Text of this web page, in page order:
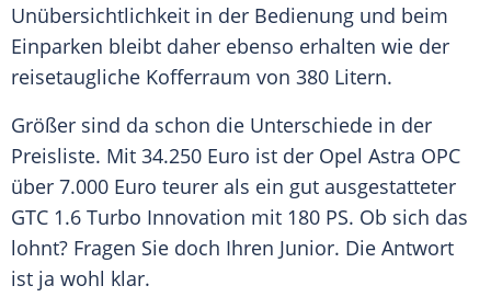
Unübersichtlichkeit in der Bedienung und beim
Einparken bleibt daher ebenso erhalten wie der
reisetaugliche Kofferraum von 380 Litern.
Größer sind da schon die Unterschiede in der
Preisliste. Mit 34.250 Euro ist der Opel Astra OPC
über 7.000 Euro teurer als ein gut ausgestatteter
GTC 1.6 Turbo Innovation mit 180 PS. Ob sich das
lohnt? Fragen Sie doch Ihren Junior. Die Antwort
ist ja wohl klar.